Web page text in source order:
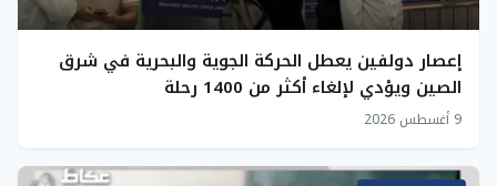
إعصار دولفين يعطل الحركة الجوية والبحرية في شرق
الصين ويؤدي لإلغاء أكثر من 1400 رحلة
9 أغسطس 2026